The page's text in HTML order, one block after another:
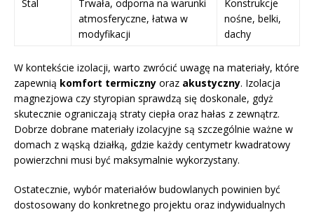
Stal
Trwała, odporna na warunki
atmosferyczne, łatwa w
modyfikacji
Konstrukcje
nośne, belki,
dachy
W kontekście izolacji, warto zwrócić uwagę na materiały, które
zapewnią komfort termiczny oraz akustyczny. Izolacja
magnezjowa czy styropian sprawdzą się doskonale, gdyż
skutecznie ograniczają straty ciepła oraz hałas z zewnątrz.
Dobrze dobrane materiały izolacyjne są szczególnie ważne w
domach z wąską działką, gdzie każdy centymetr kwadratowy
powierzchni musi być maksymalnie wykorzystany.
Ostatecznie, wybór materiałów budowlanych powinien być
dostosowany do konkretnego projektu oraz indywidualnych